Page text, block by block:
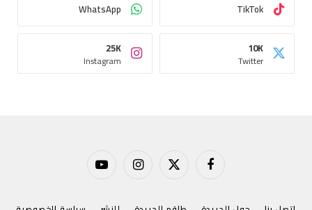
TikTok
WhatsApp
Twitter
10K
Instagram
25K
فيسبوك X الانستغراميوتيوب